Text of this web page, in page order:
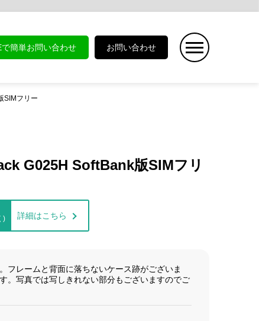
で簡単お問い合わせ お問い合わせ
SIMフリー
G025H SoftBank版SIMフリ
) 詳細はこちら
フレームと背面に落ちないケース跡がございま
。写真では写しきれない部分もございますのでご